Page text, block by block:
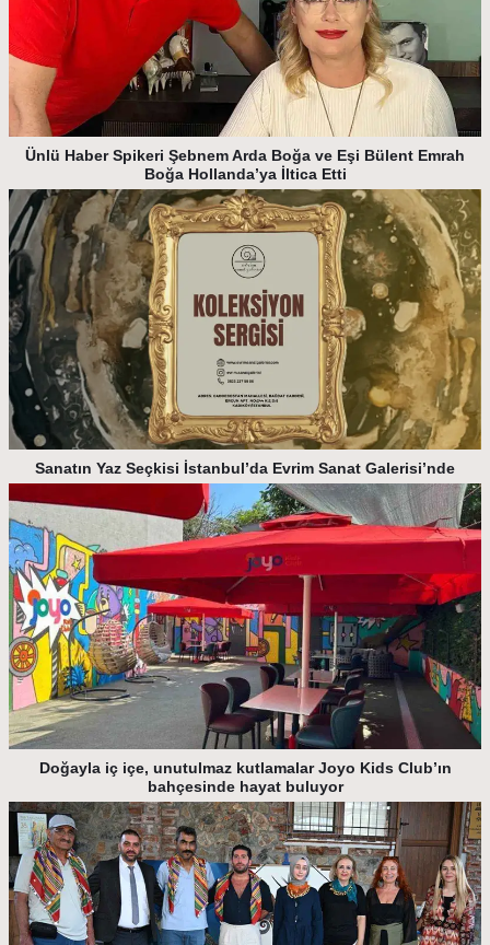
Ünlü Haber Spikeri Şebnem Arda Boğa ve Eşi Bülent Emrah
Boğa Hollanda’ya İltica Etti
Sanatın Yaz Seçkisi İstanbul’da Evrim Sanat Galerisi’nde
Doğayla iç içe, unutulmaz kutlamalar Joyo Kids Club’ın
bahçesinde hayat buluyor